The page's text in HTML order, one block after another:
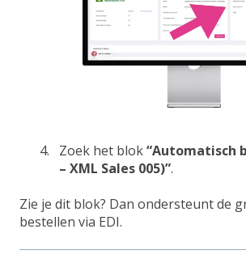
Zoek het blok“Automatisch
– XML Sales 005)”.
Zie je dit blok? Dan ondersteunt de
bestellen via EDI.